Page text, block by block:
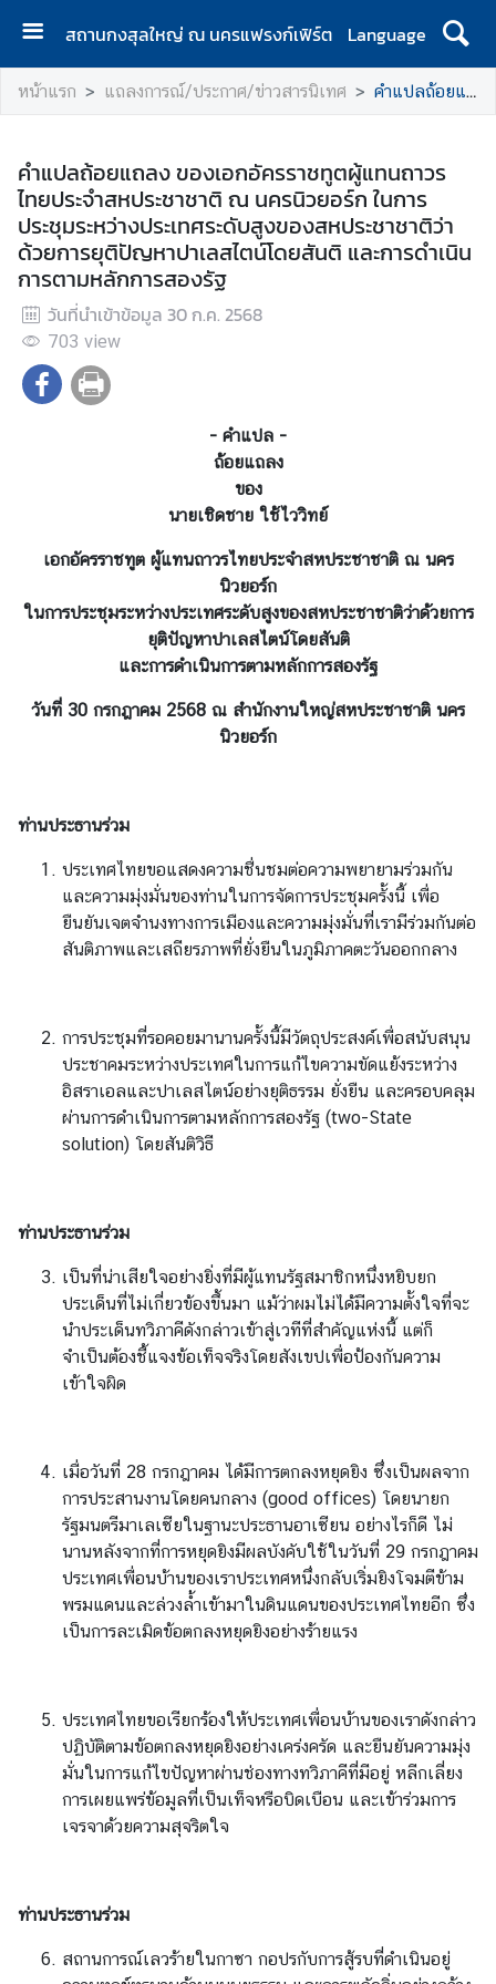
สถานกงสุลใหญ่ ณ นครแฟรงก์เฟิร์ต
Language
ห
น้
ร
ก
ป
ร
ะ
ก
ศ
ทั่
ไ
บ
ร
า
น
ก
คำ
แ
น
ร
ช
สั
น
า
หน้าแรก แถลงการณ์/ประกาศ/ข่าวสารนิเทศ คำแปลถ้อยแถลง ของเอกอัครราชทูตผู้แทนถาวรไทยประจำสหประชาชาติ ณ นครนิวยอร์ก ในการประชุมระหว่างประเทศระดับสูงของสหประชาชาติว่าด้วยการยุติปัญหาปาเลสไตน์โดยสันติ และการดำเนินการตามหลักการสองรัฐ
คำแปลถ้อยแถลง ของเอกอัครราชทูตผู้แทนถาวร
ไทยประจำสหประชาชาติ ณ นครนิวยอร์ก ในการ
ประชุมระหว่างประเทศระดับสูงของสหประชาชาติว่า
ด้วยการยุติปัญหาปาเลสไตน์โดยสันติ และการดำเนิน
การตามหลักการสองรัฐ
วันที่นำเข้าข้อมูล 30 ก.ค. 2568
703 view
- คำแปล -
ถ้อยแถลง
ของ
นายเชิดชาย ใช้ไววิทย์
เอกอัครราชทูต ผู้แทนถาวรไทยประจำสหประชาชาติ ณ นคร
นิวยอร์ก
ในการประชุมระหว่างประเทศระดับสูงของสหประชาชาติว่าด้วยการ
ยุติปัญหาปาเลสไตน์โดยสันติ
และการดำเนินการตามหลักการสองรัฐ
วันที่ 30 กรกฎาคม 2568 ณ สำนักงานใหญ่สหประชาชาติ นคร
นิวยอร์ก
ท่านประธานร่วม
ประเทศไทยขอแสดงความชื่นชมต่อความพยายามร่วมกัน
และความมุ่งมั่นของท่านในการจัดการประชุมครั้งนี้ เพื่อ
ยืนยันเจตจำนงทางการเมืองและความมุ่งมั่นที่เรามีร่วมกันต่อ
สันติภาพและเสถียรภาพที่ยั่งยืนในภูมิภาคตะวันออกกลาง
การประชุมที่รอคอยมานานครั้งนี้มีวัตถุประสงค์เพื่อสนับสนุน
ประชาคมระหว่างประเทศในการแก้ไขความขัดแย้งระหว่าง
อิสราเอลและปาเลสไตน์อย่างยุติธรรม ยั่งยืน และครอบคลุม
ผ่านการดำเนินการตามหลักการสองรัฐ (two-State
solution) โดยสันติวิธี
ท่านประธานร่วม
เป็นที่น่าเสียใจอย่างยิ่งที่มีผู้แทนรัฐสมาชิกหนึ่งหยิบยก
ประเด็นที่ไม่เกี่ยวข้องขึ้นมา แม้ว่าผมไม่ได้มีความตั้งใจที่จะ
นำประเด็นทวิภาคีดังกล่าวเข้าสู่เวทีที่สำคัญแห่งนี้ แต่ก็
จำเป็นต้องชี้แจงข้อเท็จจริงโดยสังเขปเพื่อป้องกันความ
เข้าใจผิด
เมื่อวันที่ 28 กรกฎาคม ได้มีการตกลงหยุดยิง ซึ่งเป็นผลจาก
การประสานงานโดยคนกลาง (good offices) โดยนายก
รัฐมนตรีมาเลเซียในฐานะประธานอาเซียน อย่างไรก็ดี ไม่
นานหลังจากที่การหยุดยิงมีผลบังคับใช้ในวันที่ 29 กรกฎาคม
ประเทศเพื่อนบ้านของเราประเทศหนึ่งกลับเริ่มยิงโจมตีข้าม
พรมแดนและล่วงล้ำเข้ามาในดินแดนของประเทศไทยอีก ซึ่ง
เป็นการละเมิดข้อตกลงหยุดยิงอย่างร้ายแรง
ประเทศไทยขอเรียกร้องให้ประเทศเพื่อนบ้านของเราดังกล่าว
ปฏิบัติตามข้อตกลงหยุดยิงอย่างเคร่งครัด และยืนยันความมุ่ง
มั่นในการแก้ไขปัญหาผ่านช่องทางทวิภาคีที่มีอยู่ หลีกเลี่ยง
การเผยแพร่ข้อมูลที่เป็นเท็จหรือบิดเบือน และเข้าร่วมการ
เจรจาด้วยความสุจริตใจ
ท่านประธานร่วม
สถานการณ์เลวร้ายในกาซา กอปรกับการสู้รบที่ดำเนินอยู่